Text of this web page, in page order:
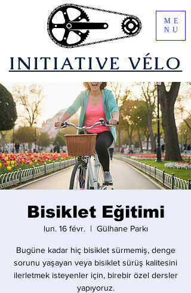
​INITIATIVE VÉLO
ME
NU
Bisiklet Eğitimi
lun. 16 févr.
  |
Gülhane Parkı
Bugüne kadar hiç bisiklet sürmemiş, denge
sorunu yaşayan veya bisiklet sürüş kalitesini
ilerletmek isteyenler için, birebir özel dersler
yapıyoruz.